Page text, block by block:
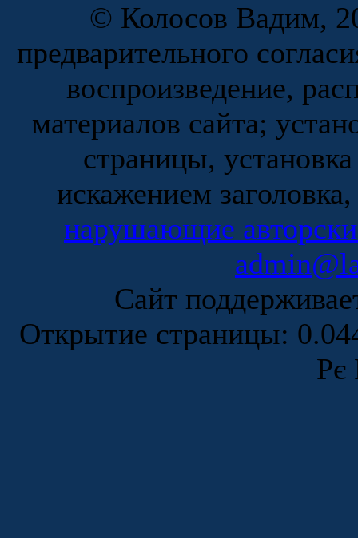
© Колосов Вадим,
предварительного
воспроизведение,
материалов сайта;
страницы,
искажением
нарушающие
Сайт
Открытие страницы:
Рє